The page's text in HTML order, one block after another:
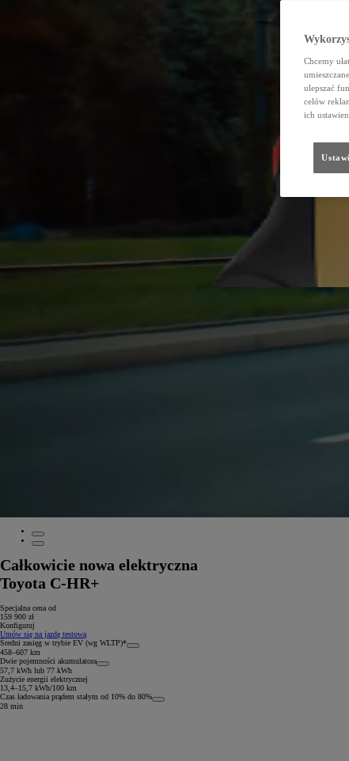
Całkowicie nowa elektryczna
Toyota C-HR+
Specjalna cena od
159 900 zł
Konfiguruj
Umów się na jazdę testową
Średni zasięg w trybie EV (wg WLTP)*
458–607 km
Dwie pojemności akumulatora
57,7 kWh lub 77 kWh
Zużycie energii elektrycznej
13,4–15,7 kWh/100 km
Czas ładowania prądem stałym od 10% do 80%
28 min
Chcemy
ulepszać
celów
ich